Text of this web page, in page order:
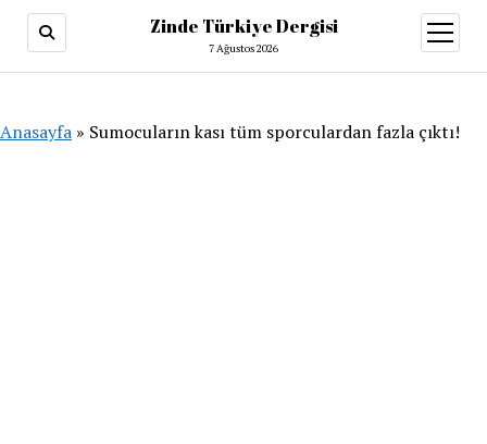
Zinde Türkiye Dergisi
7 Ağustos 2026
aç
Anasayfa » Sumocuların kası tüm sporculardan fazla çıktı!